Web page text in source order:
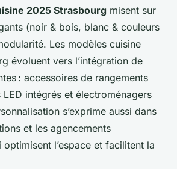
2025 Strasbourg misent sur
(noir & bois, blanc & couleurs
Les modèles cuisine
évoluent vers l’intégration de
: accessoires de rangements
intégrés et électroménagers
s’exprime aussi dans
et les agencements
l’espace et facilitent la